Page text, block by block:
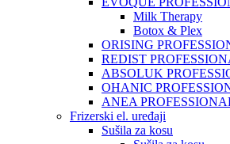
Milk Therapy
Botox & Plex
ORISING
REDIST
ABSOLUK
OHANIC
ANEA
Frizerski el. uređaji
Sušila za kosu